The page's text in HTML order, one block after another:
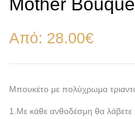
Mother
Από: 28.00€
Μπουκέτο με πολύχρωμα
1.Με κάθε ανθοδέσμη θα λάβετε